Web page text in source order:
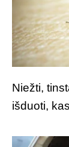
Niežti,
išduoti,